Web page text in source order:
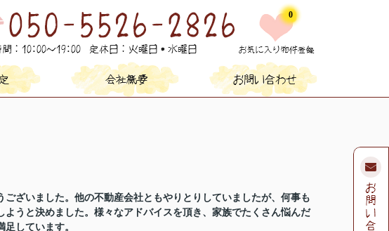
0
ざいました。他の不動産会社ともやりとりしていましたが、何事も
うと決めました。様々なアドバイスを頂き、家族でたくさん悩んだ
しています。